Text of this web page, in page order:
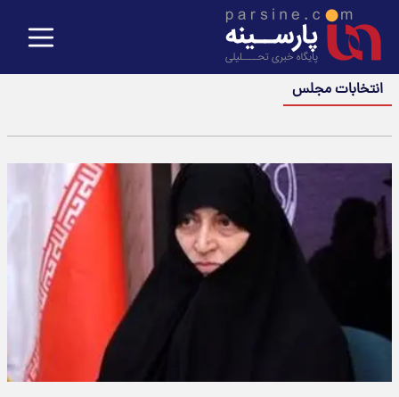
انتخابات مجلس